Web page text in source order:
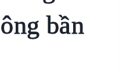
bần